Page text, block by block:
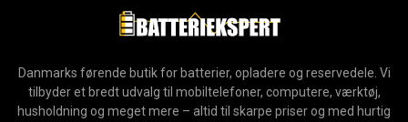
Danmarks førende butik for batterier, opladere og reservedele. Vi
tilbyder et bredt udvalg til mobiltelefoner, computere, værktøj,
husholdning og meget mere – altid til skarpe priser og med hurtig